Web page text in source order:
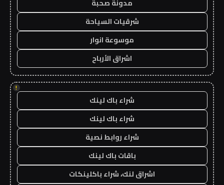
مدونة صحبة
شرقيات السياحة
موسوعة انوار
اشراق الأرباح
!
شراء باك لينك
شراء باك لينك
شراء روابط نصية
باقات باك لينك
اشراق لنك، شراء باكلينكات